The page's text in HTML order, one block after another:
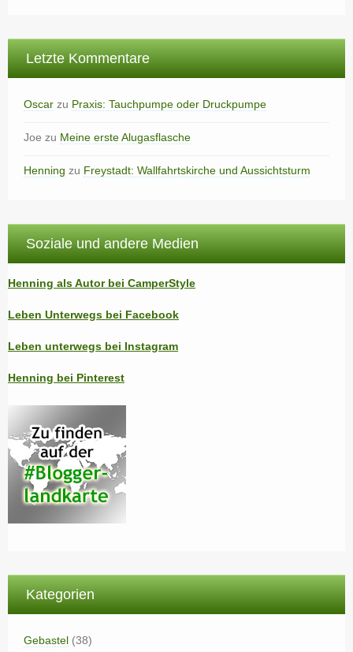
Letzte Kommentare
Oscar zu Praxis: Tauchpumpe oder Druckpumpe
Joe zu Meine erste Alugasflasche
Henning zu Freystadt: Wallfahrtskirche und Aussichtsturm
Soziale und andere Medien
Henning als Autor bei CamperStyle
Leben Unterwegs bei Facebook
Leben unterwegs bei Instagram
Henning bei Pinterest
Kategorien
Gebastel (38)